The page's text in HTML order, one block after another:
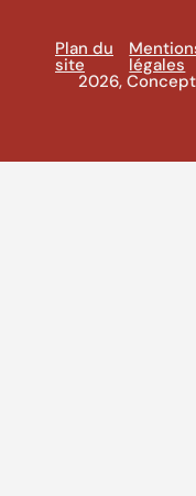
Plan du
site légales
2026,